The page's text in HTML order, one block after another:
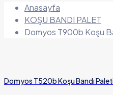
Anasayfa
KOŞU BANDI PALET
Domyos T900b Koşu
Domyos T520b Koşu Bandı Paleti